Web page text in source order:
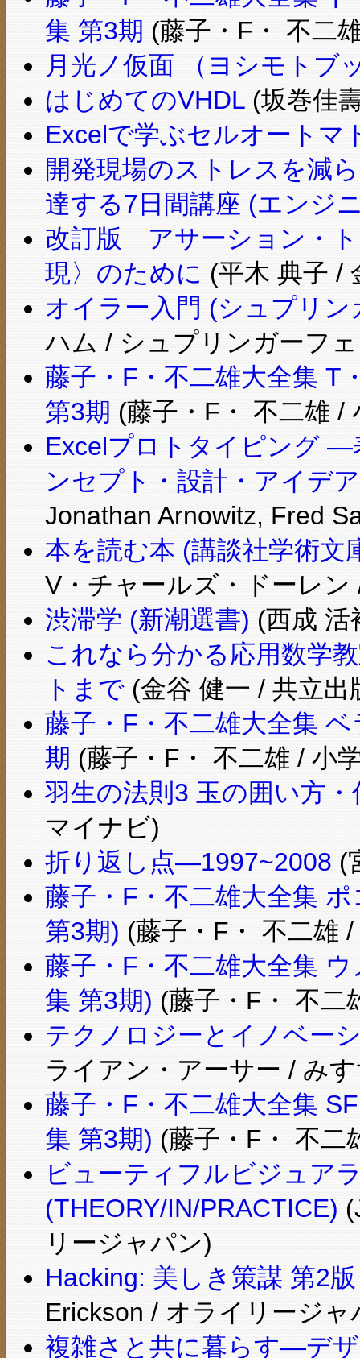
集 第3期 (藤子・F・ 不二
月光ノ仮面 （ヨシモトブ
はじめてのVHDL(坂巻佳
Excelで学ぶセルオートマ
開発現場のストレスを減
達する7日間講座 (エンジ
改訂版 アサーション・
現〉のために (平木 典子 /
オイラー入門 (シュプリ
ハム / シュプリンガーフ
藤子・F・不二雄大全集 T
第3期 (藤子・F・ 不二雄 /
Excelプロトタイピング ―
ンセプト・設計・アイデア
Jonathan Arnowitz, Fred
本を読む本 (講談社学術文
V・チャールズ・ドーレン
渋滞学 (新潮選書) (西成 活
これなら分かる応用数学
トまで(金谷 健一 / 共立出
藤子・F・不二雄大全集
期 (藤子・F・ 不二雄 / 小
羽生の法則3 玉の囲い方
マイナビ)
折り返し点―1997~2008 (
藤子・F・不二雄大全集
第3期) (藤子・F・ 不二雄
藤子・F・不二雄大全集
集 第3期) (藤子・F・ 不二
テクノロジーとイノベー
ライアン・アーサー / み
藤子・F・不二雄大全集
集 第3期) (藤子・F・ 不二
ビューティフルビジュア
(THEORY/IN/PRACTICE)
リージャパン)
Hacking: 美しき策謀 第2
Erickson / オライリージャ
複雑さと共に暮らす―デ